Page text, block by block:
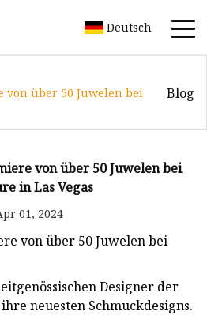
Deutsch
von über 50 Juwelen bei
Blog
von über 50 Juwelen bei
in Las Vegas
01, 2024
von über 50 Juwelen bei
Designer der
neuesten Schmuckdesigns.